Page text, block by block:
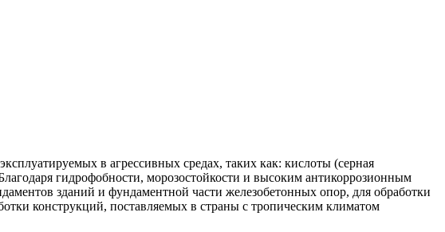
в агрессивных средах, таких как: кислоты (серная
гидрофобности, морозостойкости и высоким антикоррозионным
зданий и фундаментной части железобетонных опор, для обработки
конструкций, поставляемых в страны с тропическим климатом